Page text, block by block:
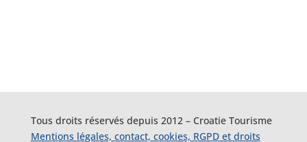
Tous droits réservés depuis 2012 – Croatie Tourisme
Mentions légales, contact, cookies, RGPD et droits